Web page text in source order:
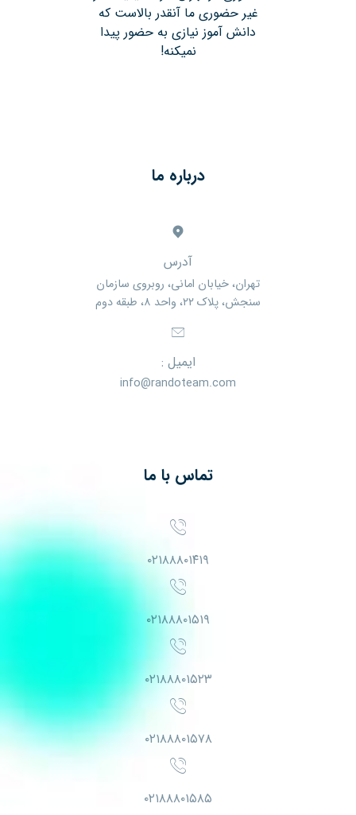
غیر حضوری ما آنقدر بالاست که
دانش آموز نیازی به حضور پیدا
نمیکنه!
درباره ما
آدرس
تهران، خیابان امانی، روبروی سازمان
سنجش، پلاک ۲۲، واحد ۸، طبقه دوم
ایمیل :
info@randoteam.com
تماس با ما
۰۲۱۸۸۸۰۱۴۱۹
۰۲۱۸۸۸۰۱۵۱۹
۰۲۱۸۸۸۰۱۵۲۳
۰۲۱۸۸۸۰۱۵۷۸
۰۲۱۸۸۸۰۱۵۸۵